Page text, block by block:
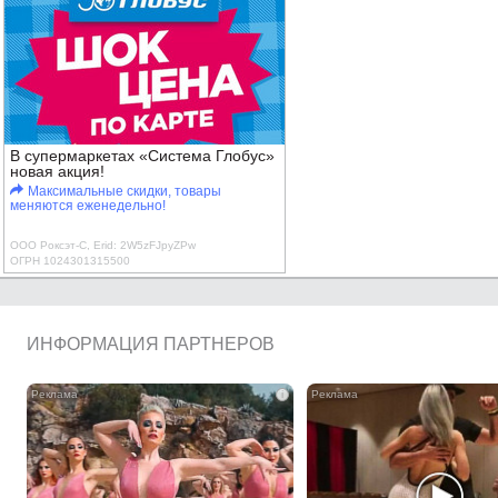
В супермаркетах «Система Глобус»
новая акция!
Максимальные скидки, товары
меняются еженедельно!
ООО Роксэт-С, Erid: 2W5zFJpyZPw
ОГРН 1024301315500
ИНФОРМАЦИЯ ПАРТНЕРОВ
i